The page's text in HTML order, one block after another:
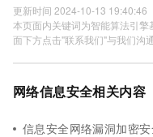
更新时间 2024-10-13 19:40:46
本页面内关键词为智能算法引
面下方点击"联系我们"与我们沟通
网络信息安全相关内容
信息安全网络漏洞加密